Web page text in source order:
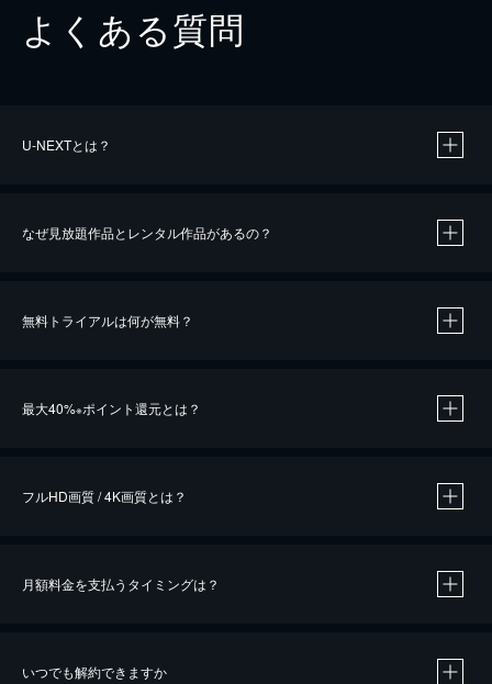
よくある質問
U-NEXTとは？
なぜ見放題作品とレンタル作品があるの？
無料トライアルは何が無料？
最大40%※ポイント還元とは？
※40％ポイント還元の対象は、クレジットカード決済による作品の購入 / レンタルです。
iOSアプリのUコイン決済による作品の購入 / レンタルは、20％のポイント還元です。
フルHD画質 / 4K画質とは？
月額料金を支払うタイミングは？
いつでも解約できますか